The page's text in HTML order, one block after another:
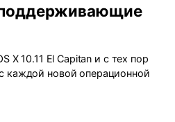
X 10.11 El Capitan и с тех пор
каждой новой операционной